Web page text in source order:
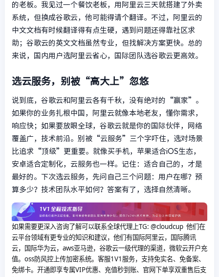
的老板。我见过一个餐饮老板，用阿里云三天就搭建了外卖
系统，但换成谷歌云，他可能得请个翻译。不过，阿里云的
中文文档有时候翻译得有点生硬，遇到问题还得靠社区求
助；谷歌云的英文文档虽然专业，但找解决方案更快。总的
来说，国内用户选阿里云省心，国际团队选谷歌云更高效。
选云服务，别被“高大上”忽悠
说到底，谷歌云和阿里云各有千秋，没有绝对的“赢家”。
如果你的业务扎根中国，阿里云就像本地老友，懂你需求，
响应快；如果要放眼全球，谷歌云就是你的国际伙伴，网络
覆盖广，技术前沿。别被“云服务”三个字吓住，选对场景
比追求“顶级”更重要。就像买手机，苹果适合iOS生态，
安卓适合定制化，云服务也一样。记住：适合自己的，才是
最好的。下次选云服务，先问自己三个问题：用户在哪？预
算多少？技术团队水平如何？答案有了，选择自然清晰。
如果需要更深入咨询了解可以联系全球代理上TG: @cloudcup 他们在
云平台领域有更专业的知识和建议，他们有国际阿里云，国际腾讯
云，国际华为云，aws亚马逊，谷歌云一级代理的渠道，微软云开户充
值。oss防风控上传加密系统。客服1V1服务，支持免实名、免备案、
免绑卡。开通即享专属VIP优惠、充值秒到账、官网下单享双重售后支